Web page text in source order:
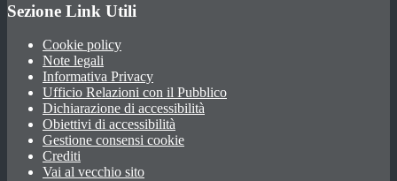
Sezione Link Utili
Cookie policy
Note legali
Informativa Privacy
Ufficio Relazioni con il Pubblico
Dichiarazione di accessibilità
Obiettivi di accessibilità
Gestione consensi cookie
Crediti
Vai al vecchio sito